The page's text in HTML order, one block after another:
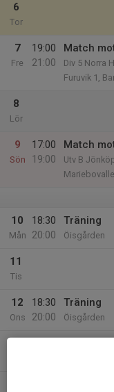
6
Tor
7
Fre
19:00
21:00
Match
Div 5 Norra
Furuvik 1,
8
Lör
9
Sön
17:00
19:00
Match
Utv B
10
Mån
18:30
20:00
Träning
Öisgården
11
Tis
12
Ons
18:30
20:00
Träning
Öisgården